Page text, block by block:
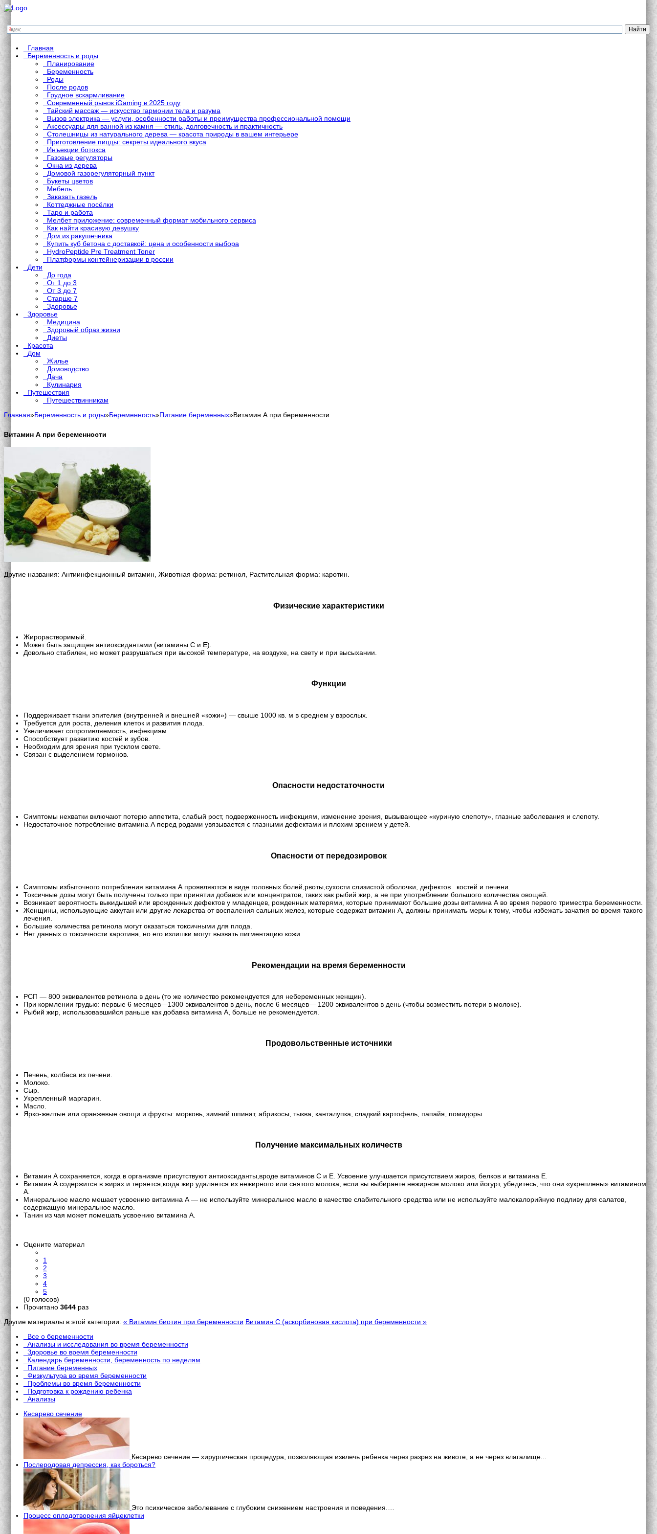
Главная
Беременность и роды
Планирование
Беременность
Роды
После родов
Грудное вскармливание
Современный рынок iGaming в 2025 году
Тайский массаж — искусство гармонии тела и разума
Вызов электрика — услуги, особенности работы и преимущества профессиональной помощи
Аксессуары для ванной из камня — стиль, долговечность и практичность
Столешницы из натурального дерева — красота природы в вашем интерьере
Приготовление пиццы: секреты идеального вкуса
Инъекции ботокса
Газовые регуляторы
Окна из дерева
Домовой газорегуляторный пункт
Букеты цветов
Мебель
Заказать газель
Коттеджные посёлки
Таро и работа
Мелбет приложение: современный формат мобильного сервиса
Как найти красивую девушку
Дом из ракушечника
Купить куб бетона с доставкой: цена и особенности выбора
HydroPeptide Pre Treatment Toner
Платформы контейнеризации в россии
Дети
До года
От 1 до 3
От 3 до 7
Старше 7
Здоровье
Здоровье
Медицина
Здоровый образ жизни
Диеты
Красота
Дом
Жилье
Домоводство
Дача
Кулинария
Путешествия
Путешествинникам
Главная»Беременность и роды»Беременность»Питание беременных»Витамин А при беременности
Витамин А при беременности
Другие названия: Антиинфекционный витамин, Животная форма: ретинол, Растительная форма: каротин.
Физические характеристики
Жирорастворимый.
Может быть защищен антиоксидантами (витамины С и Е).
Довольно стабилен, но может разрушаться при высокой температуре, на воздухе, на свету и при высыхании.
Функции
Поддерживает ткани эпителия (внутренней и внешней «кожи») — свыше 1000 кв. м в среднем у взрослых.
Требуется для роста, деления клеток и развития плода.
Увеличивает сопротивляемость, инфекциям.
Способствует развитию костей и зубов.
Необходим для зрения при тусклом свете.
Связан с выделением гормонов.
Опасности недостаточности
Симптомы нехватки включают потерю аппетита, слабый рост, подверженность инфекциям, изменение зрения, вызывающее «куриную слепоту», глазные заболевания и слепоту.
Недостаточное потребление витамина А перед родами увязывается с глазными дефектами и плохим зрением у детей.
Опасности от передозировок
Симптомы избыточного потребления витамина А проявляются в виде головных болей,рвоты,сухости слизистой оболочки, дефектов костей и печени.
Токсичные дозы могут быть получены только при принятии добавок или концентратов, таких как рыбий жир, а не при употреблении большого количества овощей.
Возникает вероятность выкидышей или врожденных дефектов у младенцев, рожденных матерями, которые принимают большие дозы витамина А во время первого триместра беременности.
Женщины, использующие аккутан или другие лекарства от воспаления сальных желез, которые содержат витамин А, должны принимать меры к тому, чтобы избежать зачатия во время такого
лечения.
Большие количества ретинола могут оказаться токсичными для плода.
Нет данных о токсичности каротина, но его излишки могут вызвать пигментацию кожи.
Рекомендации на время беременности
РСП — 800 эквивалентов ретинола в день (то же количество рекомендуется для небеременных женщин).
При кормлении грудью: первые 6 месяцев—1300 эквивалентов в день, после 6 месяцев— 1200 эквивалентов в день (чтобы возместить потери в молоке).
Рыбий жир, использовавшийся раньше как добавка витамина А, больше не рекомендуется.
Продовольственные источники
Печень, колбаса из печени.
Молоко.
Сыр.
Укрепленный маргарин.
Масло.
Ярко-желтые или оранжевые овощи и фрукты: морковь, зимний шпинат, абрикосы, тыква, канталупка, сладкий картофель, папайя, помидоры.
Получение максимальных количеств
Витамин А сохраняется, когда в организме присутствуют антиоксиданты,вроде витаминов С и Е. Усвоение улучшается присутствием жиров, белков и витамина Е.
Витамин А содержится в жирах и теряется,когда жир удаляется из нежирного или снятого молока; если вы выбираете нежирное молоко или йогурт, убедитесь, что они «укреплены» витамином
А.
Минеральное масло мешает усвоению витамина А — не используйте минеральное масло в качестве слабительного средства или не используйте малокалорийную подливу для салатов,
содержащую минеральное масло.
Танин из чая может помешать усвоению витамина А.
Оцените материал
1
2
3
4
5
(0 голосов)
Прочитано 3644 раз
Другие материалы в этой категории: « Витамин биотин при беременности Витамин C (аскорбиновая кислота) при беременности »
Все о беременности
Анализы и исследования во время беременности
Здоровье во время беременности
Календарь беременности, беременность по неделям
Питание беременных
Физкультура во время беременности
Проблемы во время беременности
Подготовка к рождению ребенка
Анализы
Кесарево сечение
Кесарево сечение — хирургическая процедура, позволяющая извлечь ребенка через разрез на животе, а не через влагалище...
Послеродовая депрессия, как бороться?
Это психическое заболевание с глубоким снижением настроения и поведения.…
Процесс оплодотворения яйцеклетки